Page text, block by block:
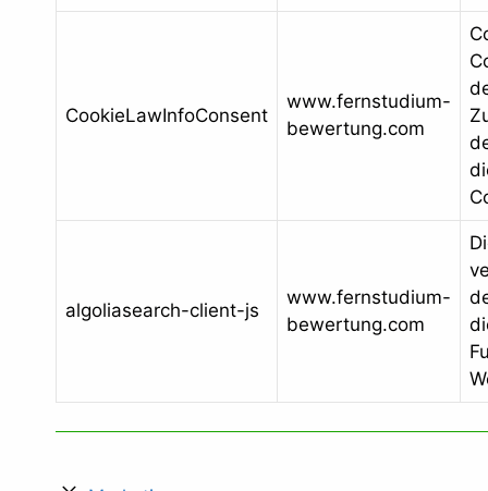
CookieLawInfoConsent
www.fernstudium-
bewertung.com
algoliasearch-client-js
www.fernstudium-
bewertung.com